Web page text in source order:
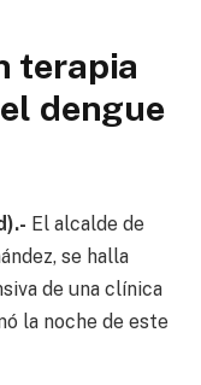
terapia
dengue
El alcalde de
se halla
de una clínica
la noche de este